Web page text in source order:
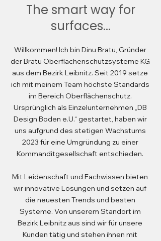
The smart way for
surfaces...
Willkommen! Ich bin Dinu Bratu, Gründer
der Bratu Oberflächenschutzsysteme KG
aus dem Bezirk Leibnitz. Seit 2019 setze
ich mit meinem Team höchste Standards
im Bereich Oberflächenschutz.
Ursprünglich als Einzelunternehmen „DB
Design Boden e.U.“ gestartet, haben wir
uns aufgrund des stetigen Wachstums
2023 für eine Umgründung zu einer
Kommanditgesellschaft entschieden.
Mit Leidenschaft und Fachwissen bieten
wir innovative Lösungen und setzen auf
die neuesten Trends und besten
Systeme. Von unserem Standort im
Bezirk Leibnitz aus sind wir für unsere
Kunden tätig und stehen ihnen mit